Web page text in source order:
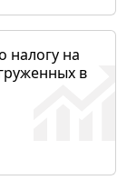
налогу на
в